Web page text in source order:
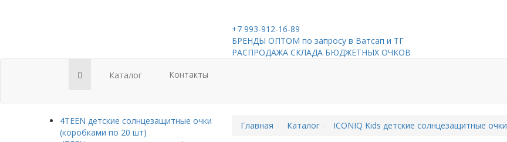
+7 993-912-16-89
БРЕНДЫ ОПТОМ по запросу в Ватсап и ТГ
РАСПРОДАЖА СКЛАДА БЮДЖЕТНЫХ ОЧКОВ
Каталог Контакты
4TEEN детские солнцезащитные очки
(коробками по 20 шт)
Главная Каталог ICONIQ Kids детские солнцезащитные очки